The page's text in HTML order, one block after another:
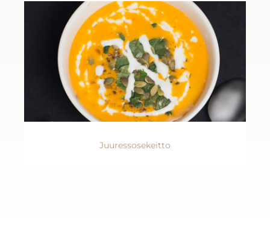
Juuressosekeitto